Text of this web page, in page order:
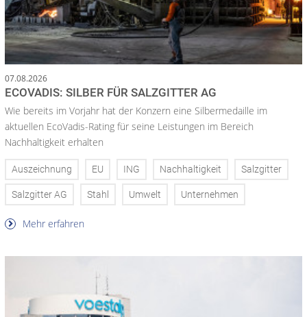
07.08.2026
ECOVADIS: SILBER FÜR SALZGITTER AG
Wie bereits im Vorjahr hat der Konzern eine Silbermedaille im
aktuellen EcoVadis-Rating für seine Leistungen im Bereich
Nachhaltigkeit erhalten
Auszeichnung EU ING Nachhaltigkeit Salzgitter
Salzgitter AG Stahl Umwelt Unternehmen
Mehr erfahren